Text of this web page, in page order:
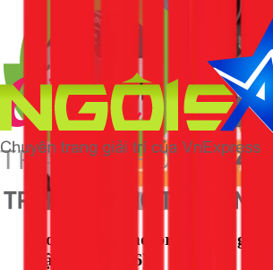
Báo giá thay motor xả máy
(Cập nhật 2026)